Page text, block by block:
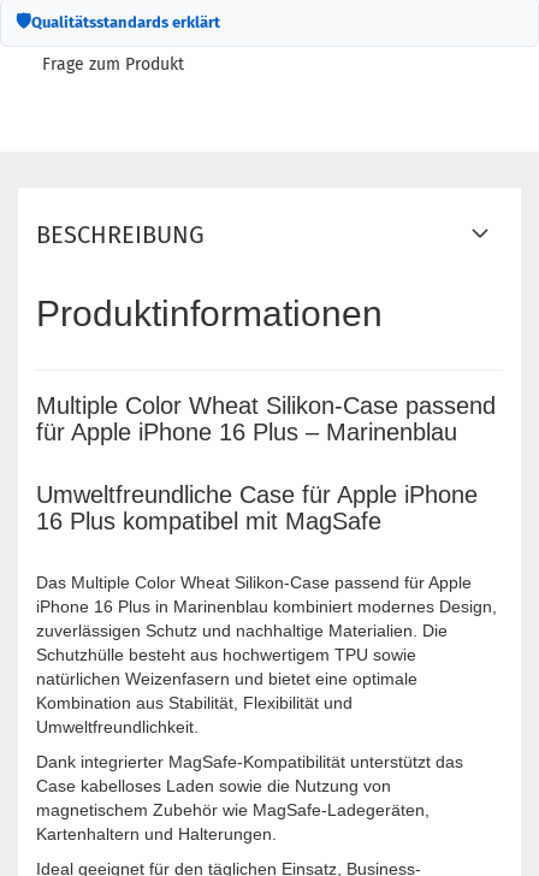
🛡Qualitätsstandards erklärt
Frage zum Produkt
BESCHREIBUNG
Produktinformationen
Multiple Color Wheat Silikon-Case passend
für Apple iPhone 16 Plus – Marinenblau
Umweltfreundliche Case für Apple iPhone
16 Plus kompatibel mit MagSafe
Das Multiple Color Wheat Silikon-Case passend für Apple
iPhone 16 Plus in Marinenblau kombiniert modernes Design,
zuverlässigen Schutz und nachhaltige Materialien. Die
Schutzhülle besteht aus hochwertigem TPU sowie
natürlichen Weizenfasern und bietet eine optimale
Kombination aus Stabilität, Flexibilität und
Umweltfreundlichkeit.
Dank integrierter MagSafe-Kompatibilität unterstützt das
Case kabelloses Laden sowie die Nutzung von
magnetischem Zubehör wie MagSafe-Ladegeräten,
Kartenhaltern und Halterungen.
Ideal geeignet für den täglichen Einsatz, Business-